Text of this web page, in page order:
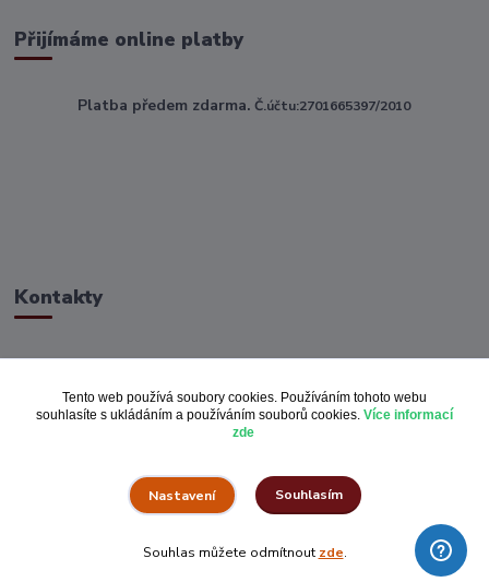
Přijímáme online platby
Platba předem zdarma. Č.účtu:2701665397/2010
Kontakty
Vytvořeno na
Eshop-rychle.cz
Tento web používá soubory cookies. Používáním tohoto webu
souhlasíte s ukládáním a používáním souborů cookies. Více informací
zde
Nastavení Souhlasím
Souhlas můžete odmítnout zde.